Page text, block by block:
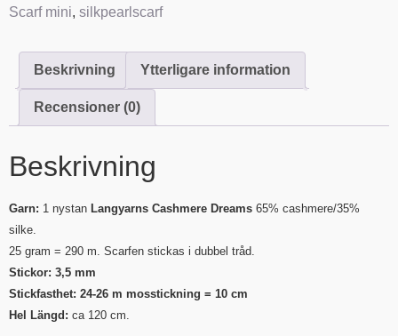
Scarf mini, silkpearlscarf
Beskrivning Ytterligare information
Recensioner (0)
Beskrivning
Garn: 1 nystan Langyarns Cashmere Dreams 65% cashmere/35%
silke.
25 gram = 290 m. Scarfen stickas i dubbel tråd.
Stickor: 3,5 mm
Stickfasthet: 24-26 m mosstickning = 10 cm
Hel Längd: ca 120 cm.